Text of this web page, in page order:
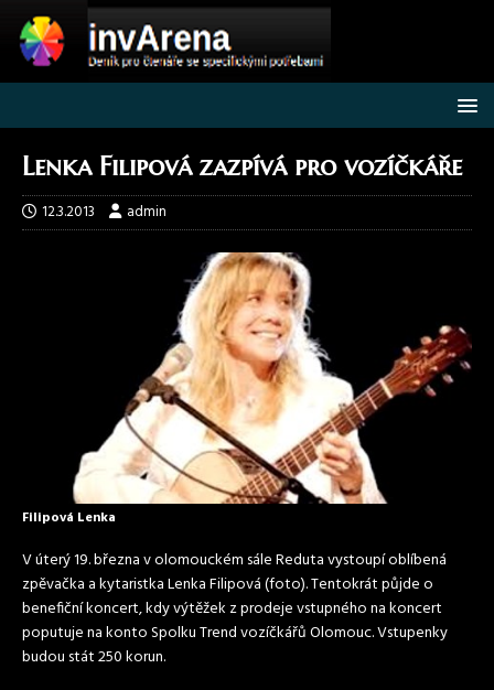
Lenka Filipová zazpívá pro vozíčkáře
12.3.2013 admin
Filipová Lenka
V úterý 19. března v olomouckém sále Reduta vystoupí oblíbená
zpěvačka a kytaristka Lenka Filipová (foto). Tentokrát půjde o
benefiční koncert, kdy výtěžek z prodeje vstupného na koncert
poputuje na konto Spolku Trend vozíčkářů Olomouc. Vstupenky
budou stát 250 korun.